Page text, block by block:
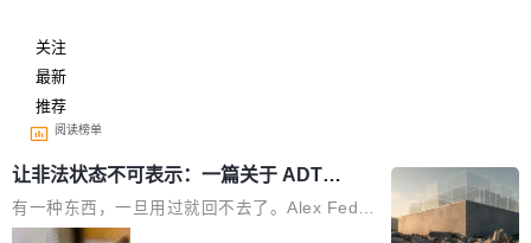
关注
最新
推荐
阅读榜单
让非法状态不可表示：一篇关于 ADT
的帖子在 Reddit 火了
有一种东西，一旦用过就回不去了。Alex Fedos
eev 管它叫"软件设计的基石"。 他说的东西不新